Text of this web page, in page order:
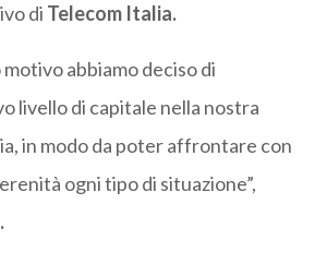
di Telecom Italia.
abbiamo deciso di
livello di capitale nella nostra
in modo da poter affrontare con
ogni tipo di situazione”,